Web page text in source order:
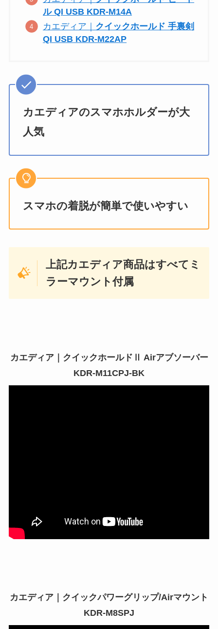
ル QI USB KDR-M14A
カエディア｜ クイックホールド 手裏剣
QI USB KDR-M22AP
カエディアのスマホホルダーが大
人気
スマホの着脱が簡単で使いやすい
上記カエディア商品はすべてミ
ラーマウント付属
カエディア｜クイックホールドⅡ Airアブソーバー
KDR-M11CPJ-BK
カエディア｜クイックパワーグリップ/Airマウント
KDR-M8SPJ